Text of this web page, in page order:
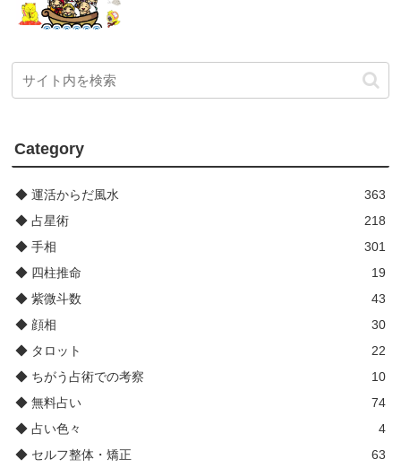
Category
◆ 運活からだ風水
363
◆ 占星術
218
◆ 手相
301
◆ 四柱推命
19
◆ 紫微斗数
43
◆ 顔相
30
◆ タロット
22
◆ ちがう占術での考察
10
◆ 無料占い
74
◆ 占い色々
4
◆ セルフ整体・矯正
63